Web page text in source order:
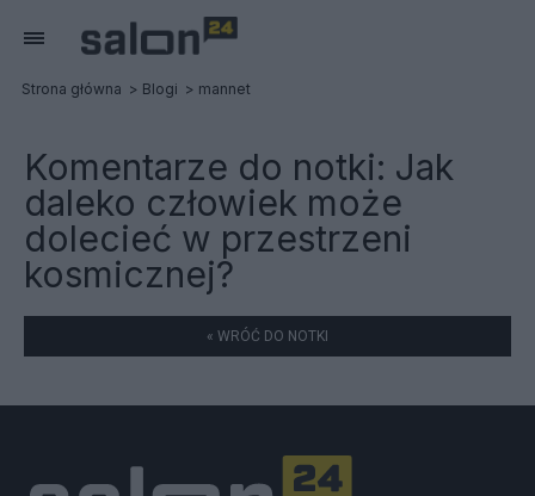
Strona główna Blogi mannet
Komentarze do notki: Jak
daleko człowiek może
dolecieć w przestrzeni
kosmicznej?
« WRÓĆ DO NOTKI